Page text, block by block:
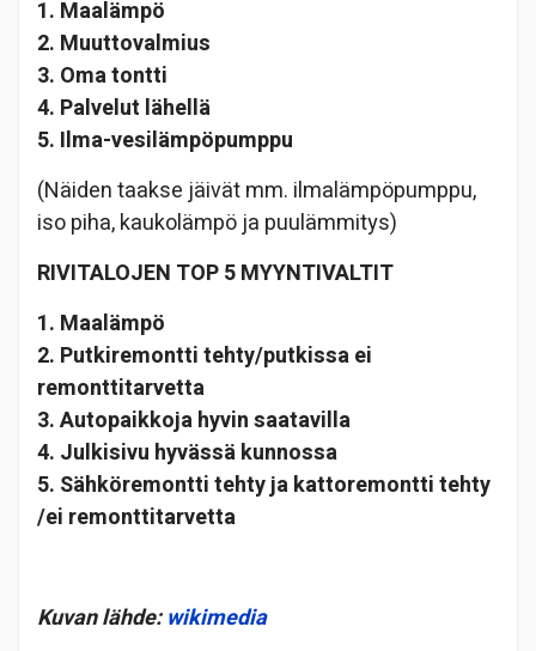
1. Maalämpö
2. Muuttovalmius
3. Oma tontti
4. Palvelut lähellä
5. Ilma-vesilämpöpumppu
(Näiden taakse jäivät mm. ilmalämpöpumppu,
iso piha, kaukolämpö ja puulämmitys)
RIVITALOJEN TOP 5 MYYNTIVALTIT
1. Maalämpö
2. Putkiremontti tehty/putkissa ei
remonttitarvetta
3. Autopaikkoja hyvin saatavilla
4. Julkisivu hyvässä kunnossa
5. Sähköremontti tehty ja kattoremontti tehty
/ei remonttitarvetta
Kuvan lähde:wikimedia